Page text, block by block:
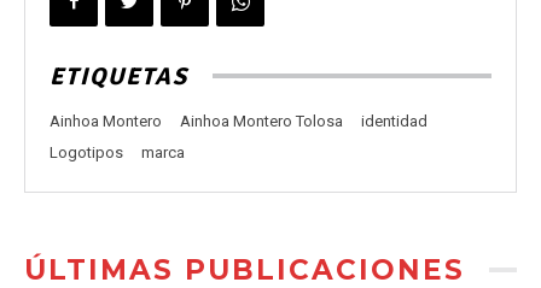
ETIQUETAS
Ainhoa Montero Ainhoa Montero Tolosa
identidad
Logotipos
marca
ÚLTIMAS PUBLICACIONES